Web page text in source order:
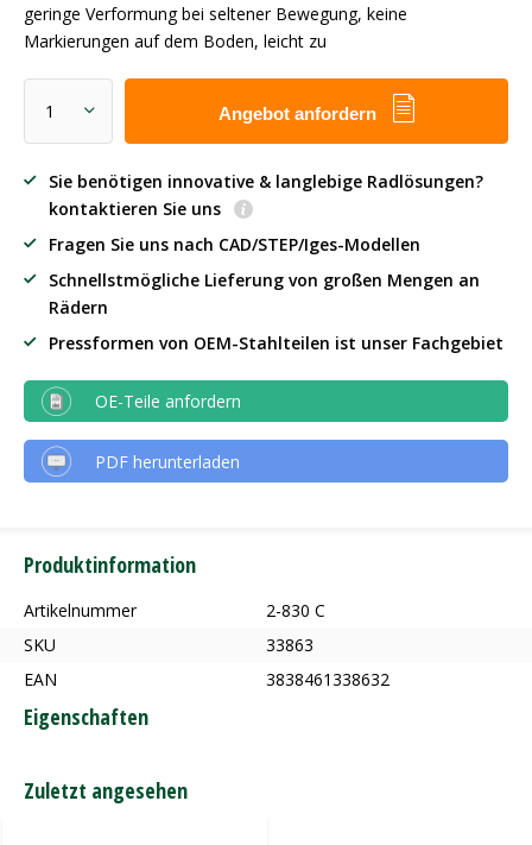
geringe Verformung bei seltener Bewegung, keine
Markierungen auf dem Boden, leicht zu
Angebot anfordern
Sie benötigen innovative & langlebige Radlösungen?
kontaktieren Sie uns
Fragen Sie uns nach CAD/STEP/Iges-Modellen
Schnellstmögliche Lieferung von großen Mengen an
Rädern
Pressformen von OEM-Stahlteilen ist unser Fachgebiet
OE-Teile anfordern
PDF herunterladen
Produktinformation
Artikelnummer
2-830 C
SKU
33863
EAN
3838461338632
Eigenschaften
Zuletzt angesehen